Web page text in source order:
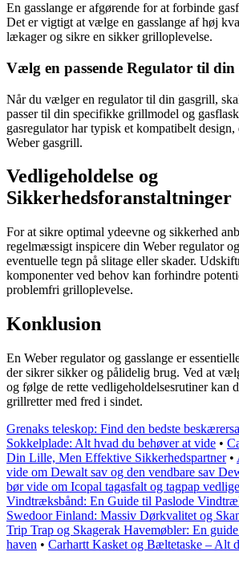
En gasslange er afgørende for at forbinde
Det er vigtigt at vælge en gasslange af høj
lækager og sikre en sikker grilloplevelse.
Vælg en passende Regulator til
Når du vælger en regulator til din gasgrill,
passer til din specifikke grillmodel og
gasregulator har typisk et kompatibelt design,
Weber gasgrill.
Vedligeholdelse og
Sikkerhedsforanstaltninger
For at sikre optimal ydeevne og sikkerhed
regelmæssigt inspicere din Weber regulator
eventuelle tegn på slitage eller skader.
komponenter ved behov kan forhindre
problemfri grilloplevelse.
Konklusion
En Weber regulator og gasslange er
der sikrer sikker og pålidelig brug. Ved at
og følge de rette vedligeholdelsesrutiner kan
grillretter med fred i sindet.
Grenaks teleskop: Find den bedste
Sokkelplade: Alt hvad du behøver at vide •
Din Lille, Men Effektive Sikkerhedspartner•
vide om Dewalt sav og den vendbare sav
bør vide om Icopal tagasfalt og tagpap
Vindtræksbånd: En Guide til Paslode
Swedoor Finland: Massiv Dørkvalitet og
Trip Trap og Skagerak Havemøbler: En
haven • Carhartt Kasket og Bæltetaske – Alt